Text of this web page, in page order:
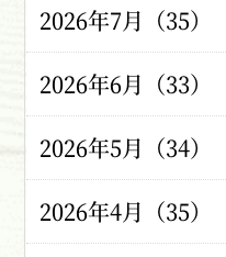
2026年7月（35）
2026年6月（33）
2026年5月（34）
2026年4月（35）